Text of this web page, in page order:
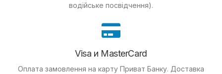
водійське посвідчення).
Visa и MasterCard
Оплата замовлення на карту Приват Банку. Доставка